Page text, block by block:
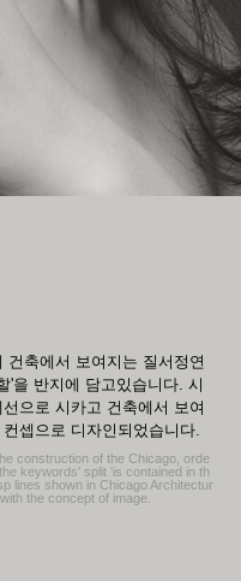
건축에서 보여지는 질서정연
'을 반지에 담고있습니다. 시
으로 시카고 건축에서 보여
셉으로 디자인되었습니다.
construction of the Chicago, orde
keywords' split 'is contained in th
lines shown in Chicago Architectur
the concept of image.